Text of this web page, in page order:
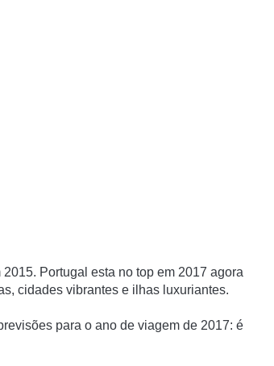
Portugal esta no top em 2017 agora
cidades vibrantes e ilhas luxuriantes.
para o ano de viagem de 2017: é